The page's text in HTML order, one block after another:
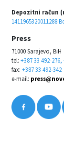
Depozitni račun
1411965320011288
Press
71000 Sarajevo, BiH
tel: +387 33 492-276,
fax: +387 33 492-342
e-mail: